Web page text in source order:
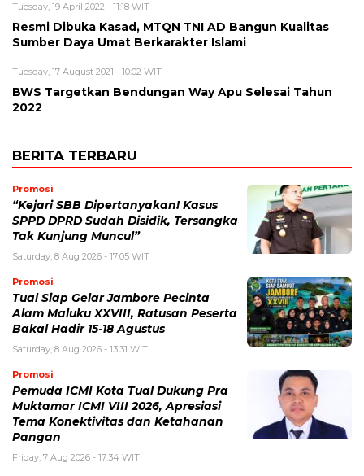
Tuesday, 19 April 2022 - 11:18 WIT
Resmi Dibuka Kasad, MTQN TNI AD Bangun Kualitas
Sumber Daya Umat Berkarakter Islami
Tuesday, 17 August 2021 - 10:02 WIT
BWS Targetkan Bendungan Way Apu Selesai Tahun
2022
BERITA TERBARU
Promosi
“Kejari SBB Dipertanyakan! Kasus
SPPD DPRD Sudah Disidik, Tersangka
Tak Kunjung Muncul”
Saturday, 8 Aug 2026 - 17:05 WIT
Promosi
Tual Siap Gelar Jambore Pecinta
Alam Maluku XXVIII, Ratusan Peserta
Bakal Hadir 15-18 Agustus
Saturday, 8 Aug 2026 - 13:31 WIT
Promosi
Pemuda ICMI Kota Tual Dukung Pra
Muktamar ICMI VIII 2026, Apresiasi
Tema Konektivitas dan Ketahanan
Pangan
Friday, 7 Aug 2026 - 17:34 WIT